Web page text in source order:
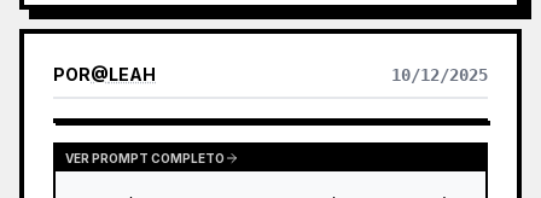
ações principais de recolha, triagem,
organização, correção ou transferência.
POR@LEAH 10/12/2025
VER PROMPT COMPLETO